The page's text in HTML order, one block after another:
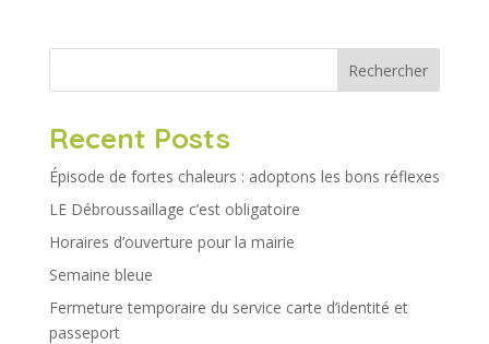
Rechercher
Recent Posts
Épisode de fortes chaleurs : adoptons les bons réflexes
LE Débroussaillage c’est obligatoire
Horaires d’ouverture pour la mairie
Semaine bleue
Fermeture temporaire du service carte d’identité et
passeport